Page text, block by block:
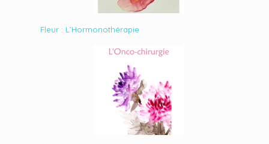
Fleur : L’Hormonothérapie